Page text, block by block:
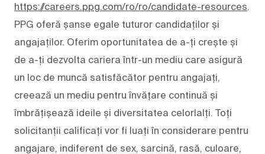
https://careers.ppg.com/ro/ro/candidate-resources.
PPG oferă șanse egale tuturor candidaților și
angajaților. Oferim oportunitatea de a-ți crește și
de a-ți dezvolta cariera într-un mediu care asigură
un loc de muncă satisfăcător pentru angajați,
creează un mediu pentru învățare continuă și
îmbrățișează ideile și diversitatea celorlalți. Toți
solicitanții calificați vor fi luați în considerare pentru
angajare, indiferent de sex, sarcină, rasă, culoare,